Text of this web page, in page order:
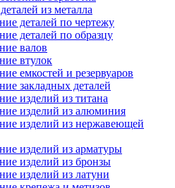
из металла
деталей по чертежу
деталей по образцу
валов
втулок
емкостей и резервуаров
закладных деталей
изделий из титана
изделий из алюминия
изделий из нержавеющей
изделий из арматуры
изделий из бронзы
изделий из латуни